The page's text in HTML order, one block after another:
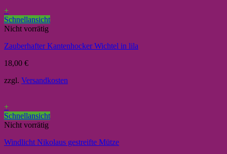
+
Schnellansicht
Nicht vorrätig
Zauberhafter Kantenhocker Wichtel in lila
18,00 €
zzgl. Versandkosten
+
Schnellansicht
Nicht vorrätig
Windlicht Nikolaus gestreifte Mütze